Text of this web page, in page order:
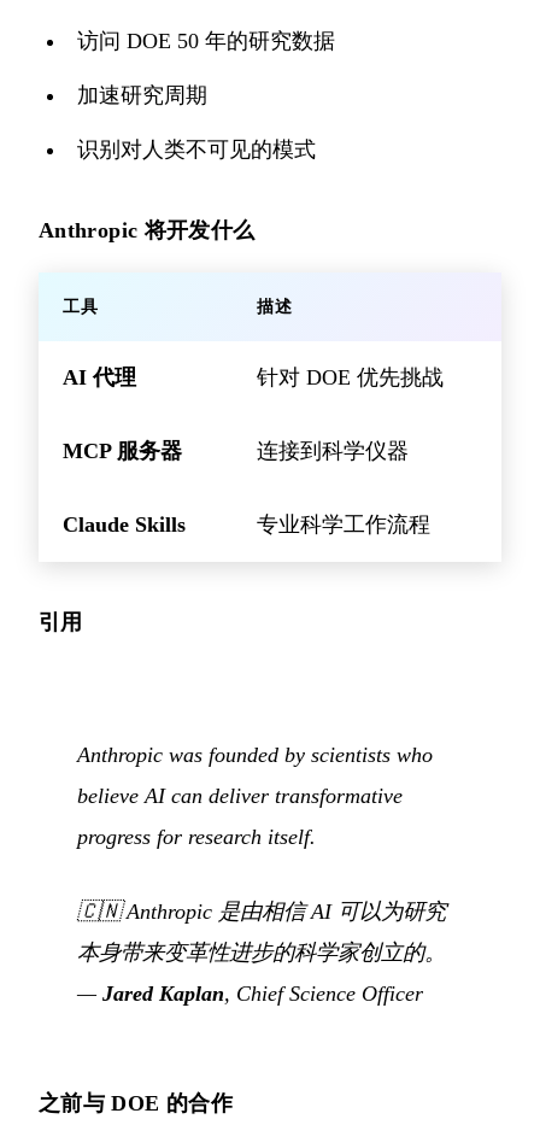
访问 DOE 50 年的研究数据
加速研究周期
识别对人类不可见的模式
Anthropic 将开发什么
工具 描述
AI 代理 针对 DOE 优先挑战
MCP 服务器 连接到科学仪器
Claude Skills 专业科学工作流程
引用
Anthropic was founded by scientists who
believe AI can deliver transformative
progress for research itself.
🇨🇳Anthropic 是由相信 AI 可以为研究
本身带来变革性进步的科学家创立的。
— Jared Kaplan, Chief Science Officer
之前与 DOE 的合作